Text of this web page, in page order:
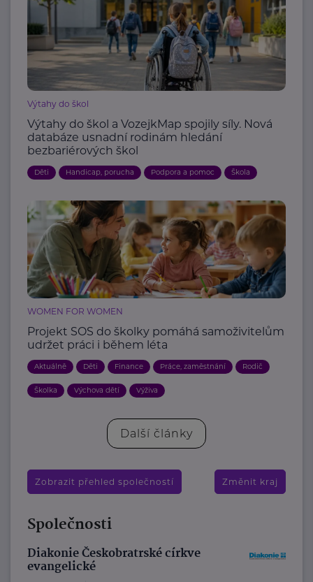
Výtahy do škol
Výtahy do škol a VozejkMap spojily síly. Nová
databáze usnadní rodinám hledání
bezbariérových škol
Děti Handicap, porucha Podpora a pomoc Škola
WOMEN FOR WOMEN
Projekt SOS do školky pomáhá samoživitelům
udržet práci i během léta
Aktuálně Děti Finance Práce, zaměstnání Rodič
Školka Výchova dětí Výživa
Další články
Zobrazit přehled společností Změnit kraj
Společnosti
Diakonie Českobratrské církve
evangelické